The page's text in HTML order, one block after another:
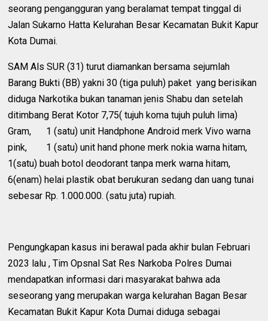
seorang pengangguran yang beralamat tempat tinggal di
Jalan Sukarno Hatta Kelurahan Besar Kecamatan Bukit Kapur
Kota Dumai.
SAM Als SUR (31) turut diamankan bersama sejumlah
Barang Bukti (BB) yakni 30 (tiga puluh) paket yang berisikan
diduga Narkotika bukan tanaman jenis Shabu dan setelah
ditimbang Berat Kotor 7,75( tujuh koma tujuh puluh lima)
Gram,
1 (satu) unit Handphone Android merk Vivo warna
pink,
1 (satu) unit hand phone merk nokia warna hitam,
1(satu) buah botol deodorant tanpa merk warna hitam,
6(enam) helai plastik obat berukuran sedang dan uang tunai
sebesar Rp. 1.000.000. (satu juta) rupiah.
Pengungkapan kasus ini berawal pada akhir bulan Februari
2023 lalu , Tim Opsnal Sat Res Narkoba Polres Dumai
mendapatkan informasi dari masyarakat bahwa ada
seseorang yang merupakan warga kelurahan Bagan Besar
Kecamatan Bukit Kapur Kota Dumai diduga sebagai